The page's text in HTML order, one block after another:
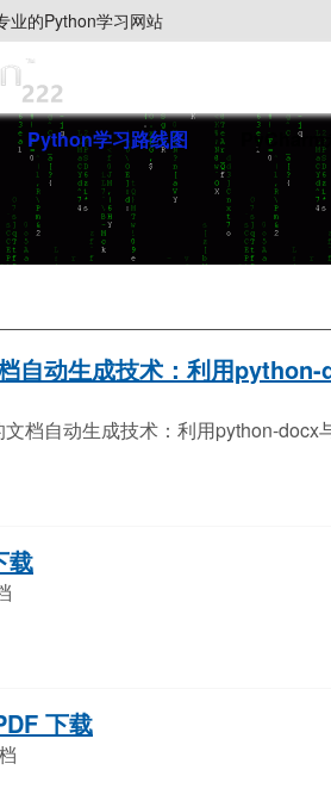
业的Python学习网站
Python学习路线图
自动生成技术：利用
档自动生成技术：利用python-docx
载
下载